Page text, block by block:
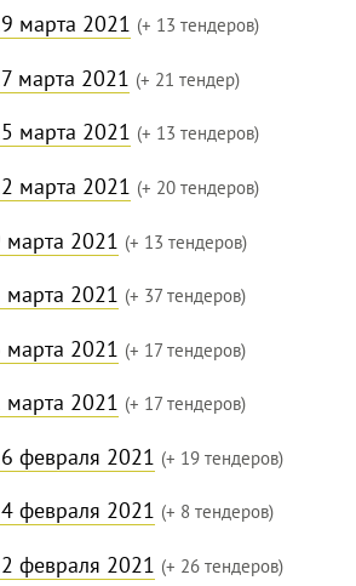
марта 2021 (+ 13 тендеров)
марта 2021 (+ 21 тендер)
марта 2021 (+ 13 тендеров)
марта 2021 (+ 20 тендеров)
2021 (+ 13 тендеров)
2021 (+ 37 тендеров)
2021 (+ 17 тендеров)
2021 (+ 17 тендеров)
февраля 2021 (+ 19 тендеров)
февраля 2021 (+ 8 тендеров)
февраля 2021 (+ 26 тендеров)